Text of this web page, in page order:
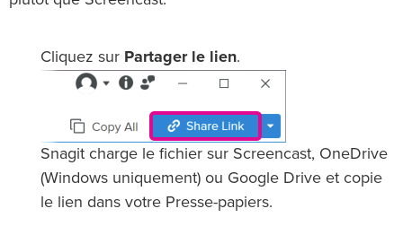
Cliquez sur Partager le lien.
Snagit charge le fichier sur Screencast, OneDrive
(Windows uniquement) ou Google Drive et copie
le lien dans votre Presse-papiers.